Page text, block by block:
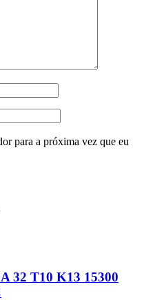
para a próxima vez que eu
32 T10 K13 15300